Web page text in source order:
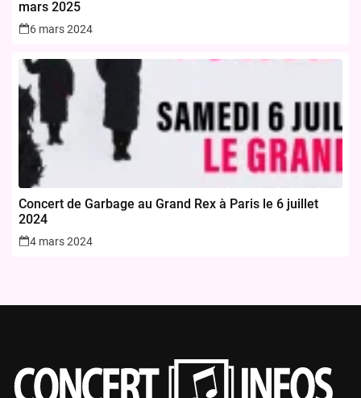
mars 2025
6 mars 2024
Concert de Garbage au Grand Rex à Paris le 6 juillet
2024
4 mars 2024